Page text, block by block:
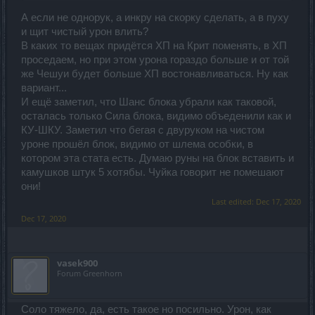
Резня по вкусу, область поражения маленькая но дамажит
прилично, актуально если есть крит (хотя бы 30%) и
огромная толпа мобов.
Тактика:
если перс слабый - агрим пачку мобов прижимаемся к стенке,
юзаем флаг+чешую+щит нонстопом и вырезаем всех
размахом, изредка бросаем землетрясение и не дергаемся!
стоим на месте.
На миниках старайтесь не вырезать всех мобов (иначе
регенить будет несчего) переодически снимайте ему
сопроты лбом (качать его больше 1-го нет смысла - так как
сопроты стихиям больше 30% он все равно не снимет
только ради стана)
лимит 4.0 а с каждым превышением лимита в 0.5 + 1 единица
к настакиванию бафа "безудержная ярость" что дает +100%
Щит ловим на урон + рубины + волшебства.
В каждой шмотке должен быть КРИТ + питомец на крит (к
примеру жабер + 30% шку + бафы)
Отказываемся от разможения / разлома от слова совсем -
так как размах дамажит под флагом точно также как и
разможение НО цепляет гораздо больше мобов, а разлом на
крови наносит слишком мало урона.
Ветка умений:
Мастер яда на +1
НО нужно 50 раз без перерыва долбить эту цель)
Стремительный боец фулл
Флаг на фулл- дает доп урон размаху (при том в самом
- дают приличный реген - юзать нонстопом +
А если не однорук, а инкру на скорку сделать, а в пуху
и щит чистый урон влить?
В каких то вещах придётся ХП на Крит поменять, в ХП
проседаем, но при этом урона гораздо больше и от той
же Чешуи будет больше ХП востонавливаться. Ну как
вариант...
И ещё заметил, что Шанс блока убрали как таковой,
осталась только Сила блока, видимо объеденили как и
КУ-ШКУ. Заметил что бегая с двуруком на чистом
уроне прошёл блок, видимо от шлема особки, в
котором эта стата есть. Думаю руны на блок вставить и
камушков штук 5 хотябы. Чуйка говорит не помешают
они!
Last edited: Dec 17, 2020
Dec 17, 2020
vasek900
Forum Greenhorn
Соло тяжело, да, есть такое но посильно. Урон, как